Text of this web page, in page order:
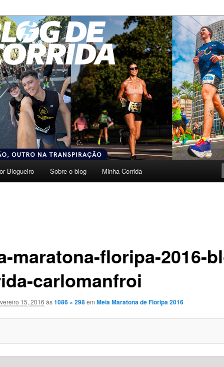
Blogueiro Sobre o blog Minha Corrida
maratona-floripa-2016-
carlomanfroi
15, 2016 às1086 × 298em Meia Maratona de Floripa 2016